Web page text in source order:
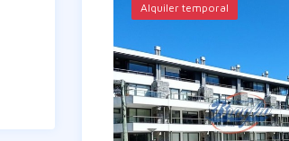
Alquiler temporal